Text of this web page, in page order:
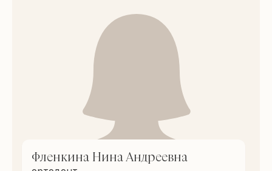
Фленкина Нина Андреевна